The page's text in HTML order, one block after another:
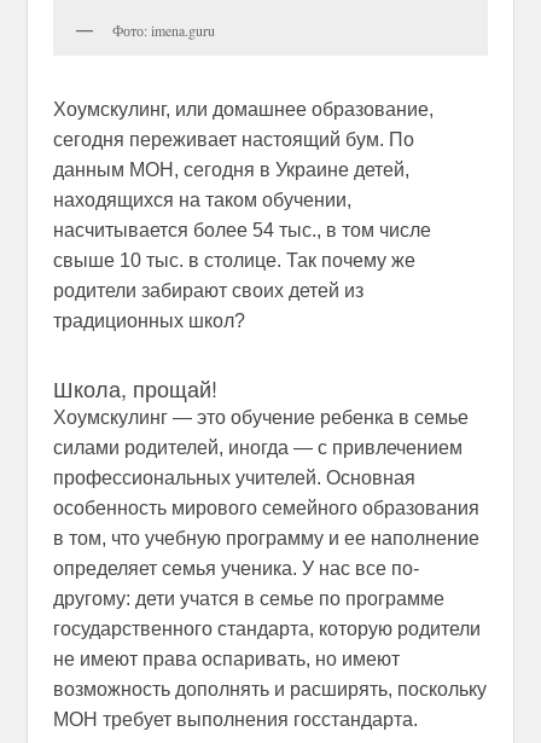
Фото: imena.guru
Хоумскулинг, или домашнее образование,
сегодня переживает настоящий бум. По
данным МОН, сегодня в Украине детей,
находящихся на таком обучении,
насчитывается более 54 тыс., в том числе
свыше 10 тыс. в столице. Так почему же
родители забирают своих детей из
традиционных школ?
Школа, прощай!
Хоумскулинг — это обучение ребенка в семье
силами родителей, иногда — с привлечением
профессиональных учителей. Основная
особенность мирового семейного образования
в том, что учебную программу и ее наполнение
определяет семья ученика. У нас все по-
другому: дети учатся в семье по программе
государственного стандарта, которую родители
не имеют права оспаривать, но имеют
возможность дополнять и расширять, поскольку
МОН требует выполнения госстандарта.